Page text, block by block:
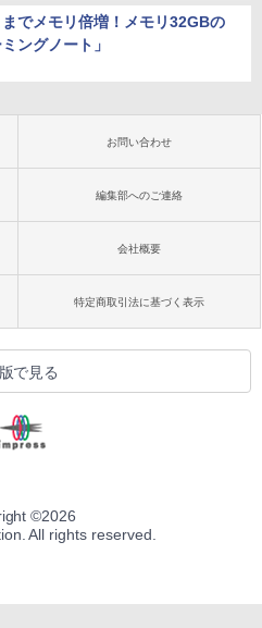
でメモリ倍増！メモリ32GBの
ングノート」
お問い合わせ
編集部へのご連絡
会社概要
特定商取引法に基づく表示
で見る
©2026
All rights reserved.